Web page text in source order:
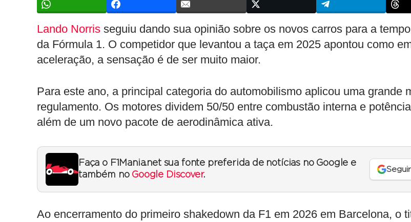
Lando Norris seguiu dando sua opinião sobre os novos carros para a
da Fórmula 1. O competidor que levantou a taça em 2025 apontou como
aceleração, a sensação é de ser muito maior.
Para este ano, a principal categoria do automobilismo aplicou uma grande
regulamento. Os motores dividem 50/50 entre combustão interna e
além de um novo pacote de aerodinâmica ativa.
Faça o F1Mania.net sua fonte preferida de notícias no Google e
também no Google Discover.
Ao encerramento do primeiro shakedown da F1 em 2026 em Barcelona, o